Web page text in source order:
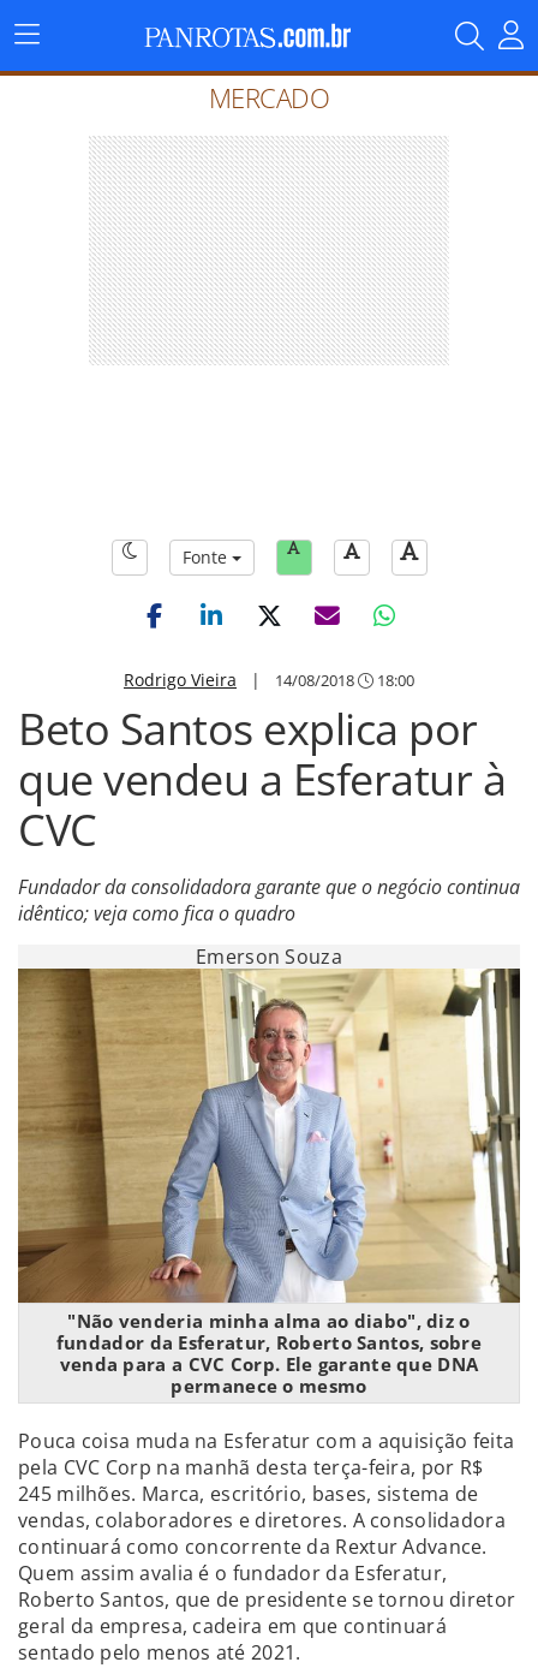
Menu
Principal
MERCADO
Fonte
Rodrigo Vieira | 14/08/2018 18:00
Beto Santos explica por
que vendeu a Esferatur à
CVC
Fundador da consolidadora garante que o negócio continua
idêntico; veja como fica o quadro
Emerson Souza
"Não venderia minha alma ao diabo", diz o
fundador da Esferatur, Roberto Santos, sobre
venda para a CVC Corp. Ele garante que DNA
permanece o mesmo
Pouca coisa muda na Esferatur com a aquisição feita
pela CVC Corp na manhã desta terça-feira, por R$
245 milhões. Marca, escritório, bases, sistema de
vendas, colaboradores e diretores. A consolidadora
continuará como concorrente da Rextur Advance.
Quem assim avalia é o fundador da Esferatur,
Roberto Santos, que de presidente se tornou diretor
geral da empresa, cadeira em que continuará
sentado pelo menos até 2021.